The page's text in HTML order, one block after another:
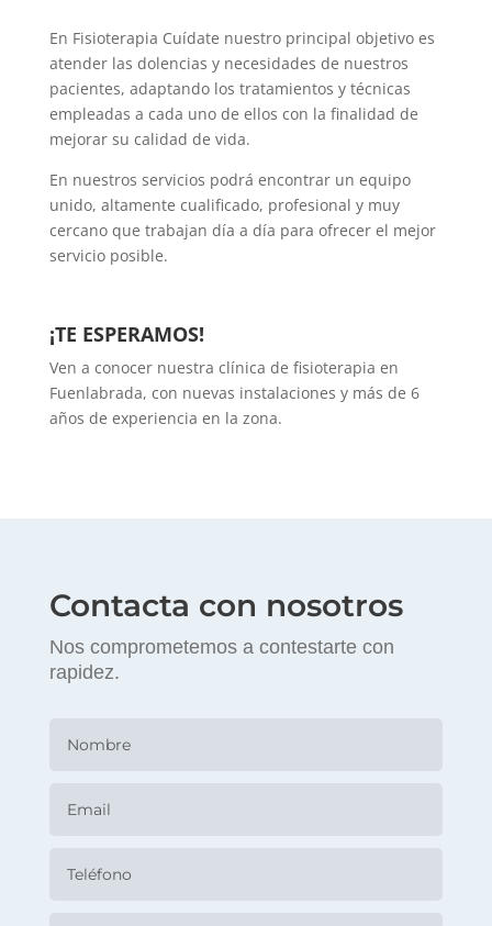
En Fisioterapia Cuídate nuestro principal objetivo es
atender las dolencias y necesidades de nuestros
pacientes, adaptando los tratamientos y técnicas
empleadas a cada uno de ellos con la finalidad de
mejorar su calidad de vida.
En nuestros servicios podrá encontrar un equipo
unido, altamente cualificado, profesional y muy
cercano que trabajan día a día para ofrecer el mejor
servicio posible.
¡TE ESPERAMOS!
Ven a conocer nuestra clínica de fisioterapia en
Fuenlabrada, con nuevas instalaciones y más de 6
años de experiencia en la zona.
Contacta con nosotros
Nos comprometemos a contestarte con
rapidez.